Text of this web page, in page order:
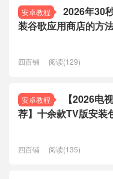
国内外
安卓教程
2026年30
装谷歌应用商店的方
四百铺 阅读(129)
安卓教程
【2026电
荐】十余款TV版安装
四百铺 阅读(135)